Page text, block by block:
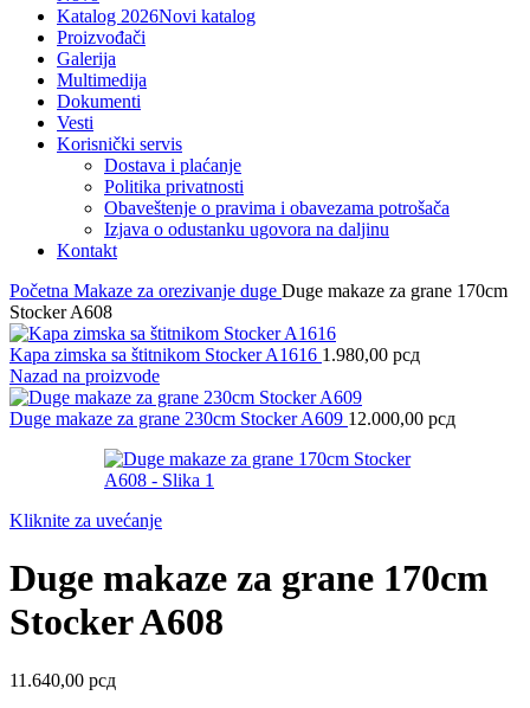
Katalog 2026Novi katalog
Proizvođači
Galerija
Multimedija
Dokumenti
Vesti
Korisnički servis
Dostava i plaćanje
Politika privatnosti
Obaveštenje o pravima i obavezama potrošača
Izjava o odustanku ugovora na daljinu
Kontakt
Početna Makaze za orezivanje duge Duge makaze za grane 170cm
Stocker A608
Kapa zimska sa štitnikom Stocker A1616 1.980,00 рсд
Nazad na proizvode
Duge makaze za grane 230cm Stocker A609 12.000,00 рсд
Kliknite za uvećanje
Duge makaze za grane 170cm
Stocker A608
11.640,00 рсд